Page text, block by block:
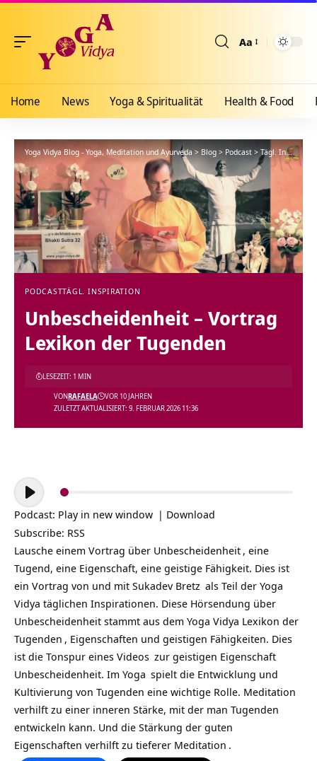
Aa
Home News Yoga & Spiritualität Health & Food
Yoga Vidya Blog - Yoga, Meditation und Ayurveda>Blog > Podcast >Tägl. Inspiration
PODCASTTÄGL. INSPIRATION
Unbescheidenheit – Vortrag
Lexikon der Tugenden
ZULETZT AKTUALISIERT: 9. FEBRUAR 2026 11:36
VONRAFAELA VOR 10 JAHREN
LESEZEIT: 1 MIN
Audio-
Player
Podcast: Play in new window | Download
Subscribe: RSS
Lausche einem Vortrag über Unbescheidenheit , eine
Tugend, eine Eigenschaft, eine geistige Fähigkeit. Dies ist
ein Vortrag von und mit Sukadev Bretz als Teil der Yoga
Vidya täglichen Inspirationen. Diese Hörsendung über
Unbescheidenheit stammt aus dem Yoga Vidya Lexikon der
Tugenden , Eigenschaften und geistigen Fähigkeiten. Dies
ist die Tonspur eines Videos zur geistigen Eigenschaft
Unbescheidenheit. Im Yoga spielt die Entwicklung und
Kultivierung von Tugenden eine wichtige Rolle. Meditation
verhilft zu einer inneren Stärke, mit der man Tugenden
entwickeln kann. Und die Stärkung der guten
Eigenschaften verhilft zu tieferer Meditation .